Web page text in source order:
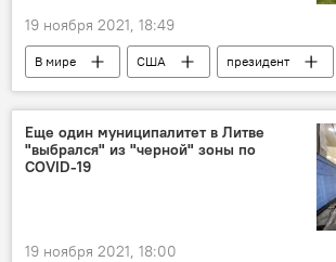
19 ноября 2021, 18:49
В мире США
президент
Джо Байден
Еще один муниципалитет в Литве
"выбрался" из "черной" зоны по
COVID-19
19 ноября 2021, 18:00